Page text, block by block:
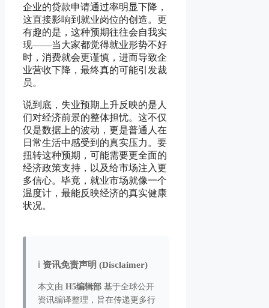
企业的贷款申请通过率明显下降，
这直接影响到就业岗位的创造。更
有趣的是，这种预期往往会自我实
现——当大家都觉得就业形势不好
时，消费就会更谨慎，进而导致企
业营收下降，最终真的可能引发裁
员。
说到底，失业预期上升反映的是人
们对经济前景的整体担忧。这不仅
仅是数据上的波动，更是普通人在
日常生活中感受到的真实压力。要
扭转这种预期，可能需要更全面的
经济政策支持，以及给市场注入更
多信心。毕竟，就业市场就像一个
温度计，最能反映经济的真实健康
状况。
ℹ️ 资讯免责声明 (Disclaimer)
本文由 H5编辑部 基于全球公开
资讯编译整理，旨在传递更多行